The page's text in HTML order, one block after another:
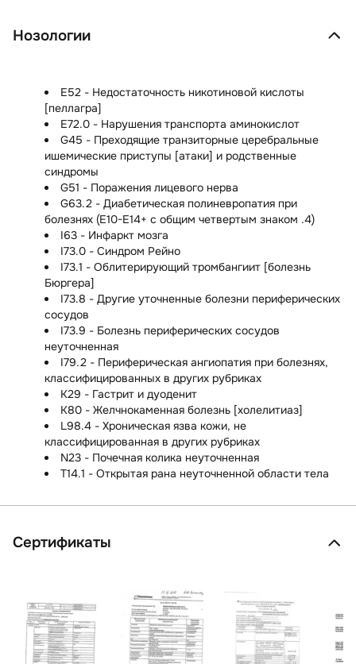
Нозологии
E52 - Недостаточность никотиновой кислоты
[пеллагра]
E72.0 - Нарушения транспорта аминокислот
G45 - Преходящие транзиторные церебральные
ишемические приступы [атаки] и родственные
синдромы
G51 - Поражения лицевого нерва
G63.2 - Диабетическая полиневропатия при
болезнях (E10-E14+ с общим четвертым знаком .4)
I63 - Инфаркт мозга
I73.0 - Синдром Рейно
I73.1 - Облитерирующий тромбангиит [болезнь
Бюргера]
I73.8 - Другие уточненные болезни периферических
сосудов
I73.9 - Болезнь периферических сосудов
неуточненная
I79.2 - Периферическая ангиопатия при болезнях,
классифицированных в других рубриках
K29 - Гастрит и дуоденит
K80 - Желчнокаменная болезнь [холелитиаз]
L98.4 - Хроническая язва кожи, не
классифицированная в других рубриках
N23 - Почечная колика неуточненная
T14.1 - Открытая рана неуточненной области тела
Сертификаты